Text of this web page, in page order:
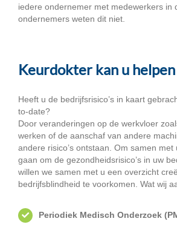
iedere ondernemer met medewerkers in
ondernemers weten dit niet.
Keurdokter kan u helpen
Heeft u de bedrijfsrisico’s in kaart
to-date?
Door veranderingen op de werkvloer
werken of de aanschaf van andere
andere risico’s ontstaan. Om samen met
gaan om de gezondheidsrisico’s in uw
willen we samen met u een overzicht
bedrijfsblindheid te voorkomen. Wat wij
Periodiek Medisch Onderzoek